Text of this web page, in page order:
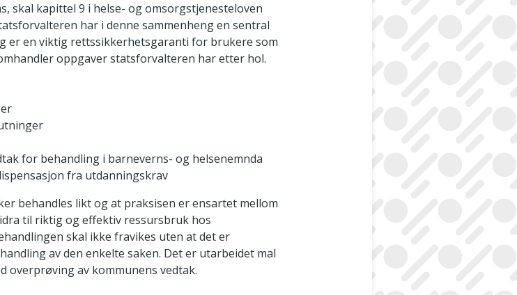
skal kapittel 9 i helse- og omsorgstjenesteloven
har i denne sammenheng en sentral
er en viktig rettssikkerhetsgaranti for brukere som
oppgaver statsforvalteren har etter hol.
for behandling i barneverns- og helsenemnda
fra utdanningskrav
behandles likt og at praksisen er ensartet mellom
til riktig og effektiv ressursbruk hos
skal ikke fravikes uten at det er
av den enkelte saken. Det er utarbeidet mal
overprøving av kommunens vedtak.